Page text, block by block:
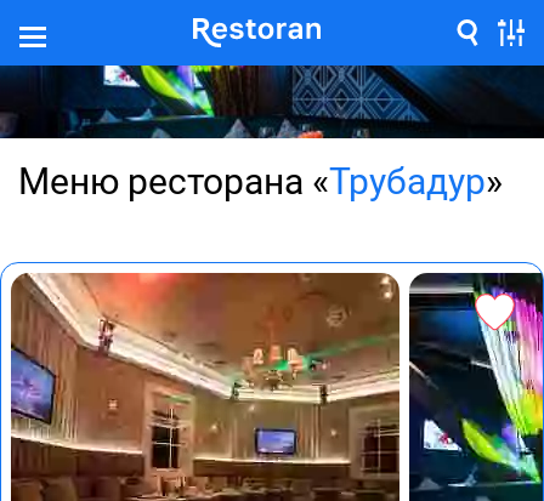
Меню ресторана «Трубадур»